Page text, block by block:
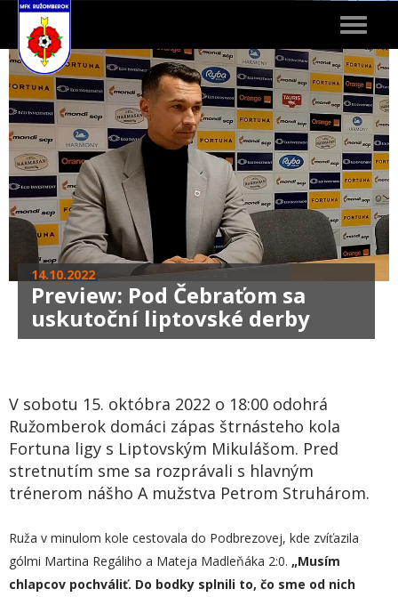
Toggle
14.10.2022
Preview: Pod Čebraťom sa
uskutoční liptovské derby
V sobotu 15. októbra 2022 o 18:00 odohrá
Ružomberok domáci zápas štrnásteho kola
Fortuna ligy s Liptovským Mikulášom. Pred
stretnutím sme sa rozprávali s hlavným
trénerom nášho A mužstva Petrom Struhárom.
Ruža v minulom kole cestovala do Podbrezovej, kde zvíťazila
gólmi Martina Regáliho a Mateja Madleňáka 2:0. „Musím
chlapcov pochváliť. Do bodky splnili to, čo sme od nich